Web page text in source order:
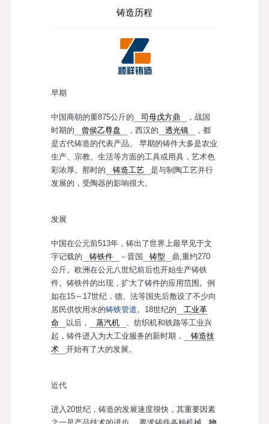
铸造历程
早期
中国商朝的重875公斤的 司母戊方鼎
，战国
时期的
曾侯乙尊盘 ，西汉的 透光镜
，都
是古代铸造的代表产品。 早期的铸件大多是农业
生产、宗教、生活等方面的工具或用具，艺术色
彩浓厚。那时的
铸造工艺
是与制陶工艺并行
发展的，受陶器的影响很大。
发展
中国在公元前513年，铸出了世界上最早见于文
字记载的
铸铁件 －晋国 铸型
鼎,重约270
公斤。欧洲在公元八世纪前后也开始生产铸铁
件。铸铁件的出现，扩大了铸件的应用范围。例
如在15～17世纪，德、法等国先后敷设了不少向
居民供饮用水的铸铁管道。18世纪的
工业革
命
以后， 蒸汽机
、纺织机和铁路等工业兴
起，铸件进入为大工业服务的新时期，
铸造技
术
开始有了大的发展。
近代
进入20世纪，铸造的发展速度很快，其重要因素